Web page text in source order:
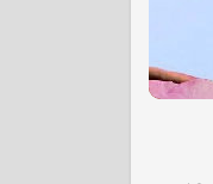
• कविता • व्यंग्य •